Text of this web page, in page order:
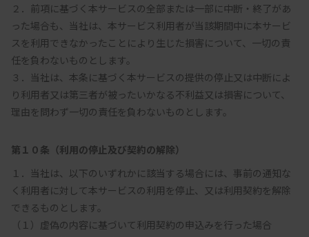
２．前項に基づく本サービスの全部または一部に中断・終了があ
った場合も、当社は、本サービス利用者が当該期間中に本サービ
スを利用できなかったことにより生じた損害について、一切の責
任を負わないものとします。
３．当社は、本条に基づく本サービスの提供の停止又は中断によ
り利用者又は第三者が被ったいかなる不利益又は損害について、
第１０条（利用の停止及び契約の解除）
１．当社は、以下のいずれかに該当する場合には、事前の通知な
く利用者に対して本サービスの利用を停止、又は利用契約を解除
できるものとします。
（１）虚偽の内容に基づいて利用契約の申込みを行った場合